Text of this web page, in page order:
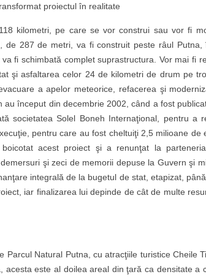
proiectul în realitate
kilometri, pe care se vor construi sau vor fi
de 287 de metri, va fi construit peste râul
fi schimbată complet suprastructura. Vor mai fi
şi asfaltarea celor 24 de kilometri de drum pe
a apelor meteorice, refacerea şi
au început din decembrie 2002, când a fost
societatea Solel Boneh Internaţional, pentru
pentru care au fost cheltuiţi 2,5 milioane
acest proiect şi a renunţat la
şi zeci de memorii depuse la Guvern şi
integrală de la bugetul de stat, etapizat,
iar finalizarea lui depinde de cât de multe
Parcul Natural Putna, cu atracţiile turistice Cheile
acesta este al doilea areal din ţară ca densitate a